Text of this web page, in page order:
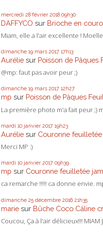
mercredi 28 février 2018 09h30
DAFFYCO sur Brioche en
Miam, elle a l'air excellente !
dimanche 19 mars 2017 17h13
Aurélie sur Poisson de Pâques
@mp: faut pas avoir peur ;)
dimanche 19 mars 2017 12h27
mp sur Poisson de Pâques
La première photo m'a fait peur ;)
mardi 10 janvier 2017 19h23
Aurélie sur Couronne
Merci MP :)
mardi 10 janvier 2017 09h39
mp sur Couronne feuilletée
ca remarche !!!!! ca donne envie.
dimanche 25 décembre 2016 21h35
marie sur Bûche Coco Câline
Coucou, Ça à l'air délicieux!!! MIAM